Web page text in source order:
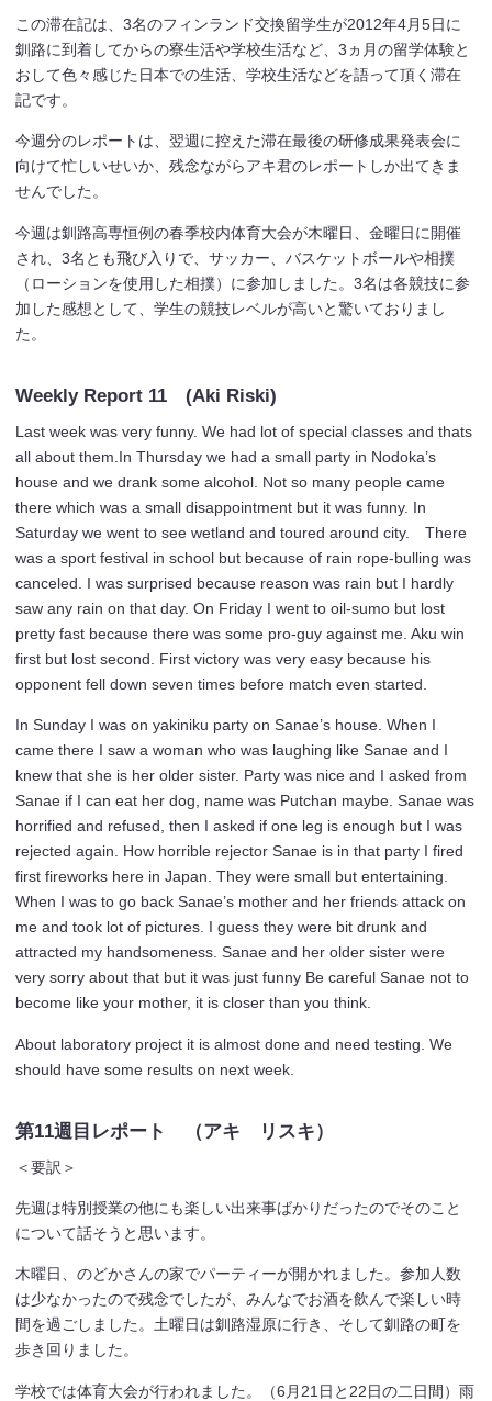
この滞在記は、3名のフィンランド交換留学生が2012年4月5日に
釧路に到着してからの寮生活や学校生活など、3ヵ月の留学体験と
おして色々感じた日本での生活、学校生活などを語って頂く滞在
記です。
今週分のレポートは、翌週に控えた滞在最後の研修成果発表会に
向けて忙しいせいか、残念ながらアキ君のレポートしか出てきま
せんでした。
今週は釧路高専恒例の春季校内体育大会が木曜日、金曜日に開催
され、3名とも飛び入りで、サッカー、バスケットボールや相撲
（ローションを使用した相撲）に参加しました。3名は各競技に参
加した感想として、学生の競技レベルが高いと驚いておりまし
た。
Weekly Report 11 (Aki Riski)
Last week was very funny. We had lot of special classes and thats
all about them.In Thursday we had a small party in Nodoka’s
house and we drank some alcohol. Not so many people came
there which was a small disappointment but it was funny. In
Saturday we went to see wetland and toured around city. There
was a sport festival in school but because of rain rope-bulling was
canceled. I was surprised because reason was rain but I hardly
saw any rain on that day. On Friday I went to oil-sumo but lost
pretty fast because there was some pro-guy against me. Aku win
first but lost second. First victory was very easy because his
opponent fell down seven times before match even started.
In Sunday I was on yakiniku party on Sanae’s house. When I
came there I saw a woman who was laughing like Sanae and I
knew that she is her older sister. Party was nice and I asked from
Sanae if I can eat her dog, name was Putchan maybe. Sanae was
horrified and refused, then I asked if one leg is enough but I was
rejected again. How horrible rejector Sanae is in that party I fired
first fireworks here in Japan. They were small but entertaining.
When I was to go back Sanae’s mother and her friends attack on
me and took lot of pictures. I guess they were bit drunk and
attracted my handsomeness. Sanae and her older sister were
very sorry about that but it was just funny Be careful Sanae not to
become like your mother, it is closer than you think.
About laboratory project it is almost done and need testing. We
should have some results on next week.
第11週目レポート （アキ リスキ）
＜要訳＞
先週は特別授業の他にも楽しい出来事ばかりだったのでそのこと
について話そうと思います。
木曜日、のどかさんの家でパーティーが開かれました。参加人数
は少なかったので残念でしたが、みんなでお酒を飲んで楽しい時
間を過ごしました。土曜日は釧路湿原に行き、そして釧路の町を
歩き回りました。
学校では体育大会が行われました。（6月21日と22日の二日間）雨